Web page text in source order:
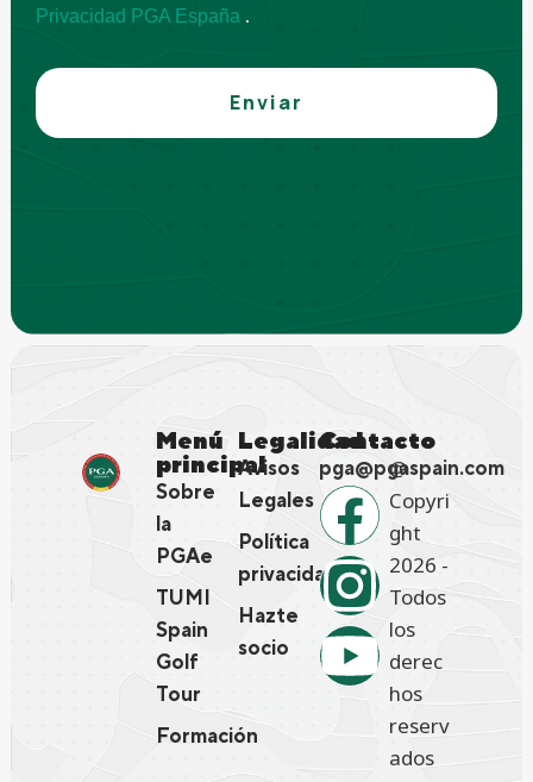
Privacidad PGA España .
Enviar
Menú
principal
Sobre
la
PGAe
TUMI
Spain
Golf
Tour
Formación
Legalidad
Avisos
Legales
Política
privacidad
Hazte
socio
Contacto
pga@pgaspain.com
@
Copyri
ght
2026 -
Todos
los
derec
hos
reserv
ados